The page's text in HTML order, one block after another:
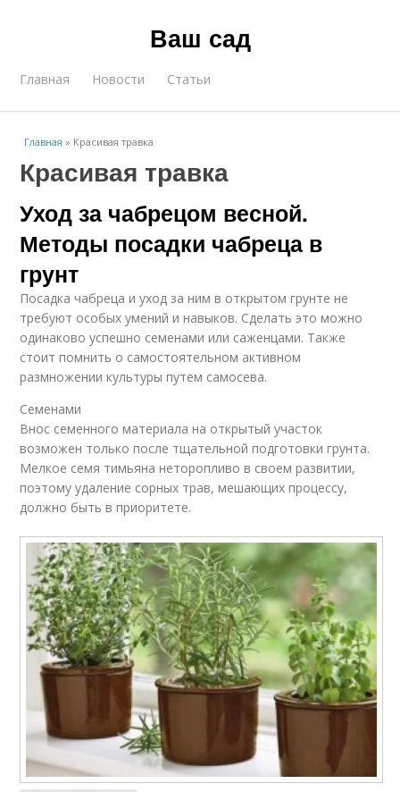
Ваш сад
Главная Новости Статьи
Главная » Красивая травка
Красивая травка
Уход за чабрецом весной.
Методы посадки чабреца в
грунт
Посадка чабреца и уход за ним в открытом грунте не
требуют особых умений и навыков. Сделать это можно
одинаково успешно семенами или саженцами. Также
стоит помнить о самостоятельном активном
размножении культуры путем самосева.
Семенами
Внос семенного материала на открытый участок
возможен только после тщательной подготовки грунта.
Мелкое семя тимьяна неторопливо в своем развитии,
поэтому удаление сорных трав, мешающих процессу,
должно быть в приоритете.